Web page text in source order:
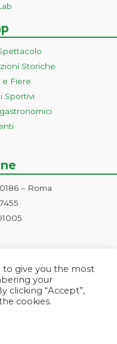
Storiche
e Fiere
Sportivi
– Roma
|
to give you the most
your
clicking “Accept”,
cookies.